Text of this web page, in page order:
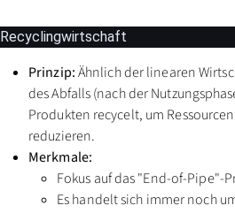
Recyclingwirtschaft
Prinzip:Ähnlich der linearen
des Abfalls (nach der
Produkten recycelt, um
reduzieren.
Merkmale:
Fokus auf das "End-of-Pipe"-
Es handelt sich immer noch